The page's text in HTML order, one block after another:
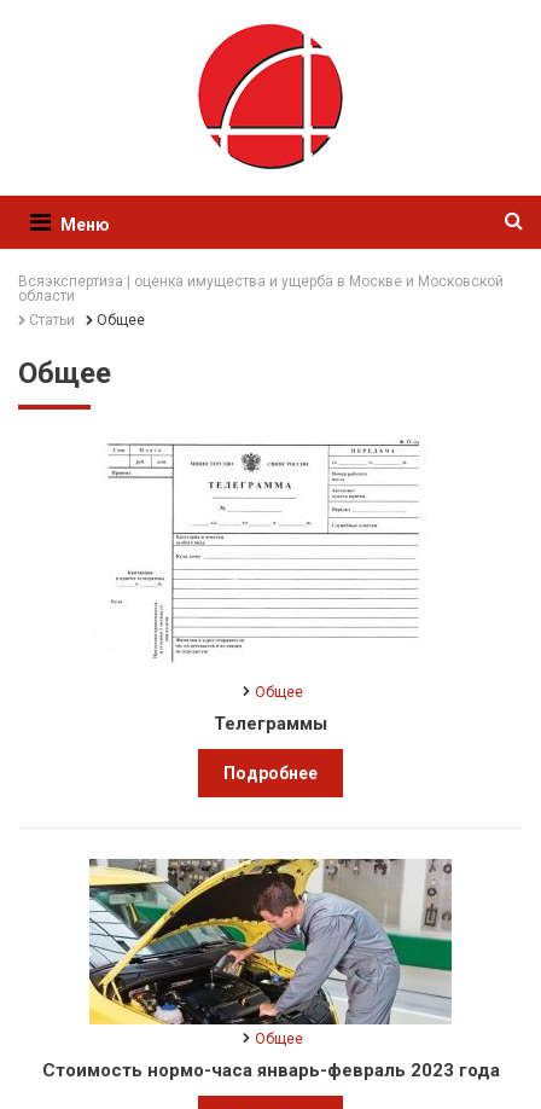
Меню
Всяэкспертиза | оценка имущества и ущерба в Москве и Московской
области
Статьи
Общее
Общее
Общее
Телеграммы
Подробнее
Общее
Стоимость нормо-часа январь-февраль 2023 года